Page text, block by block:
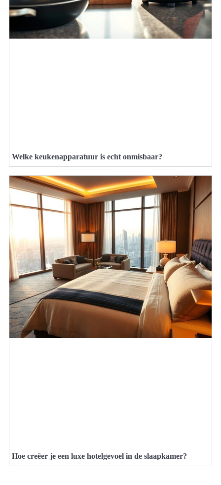
Welke keukenapparatuur is echt onmisbaar?
Hoe creëer je een luxe hotelgevoel in de slaapkamer?